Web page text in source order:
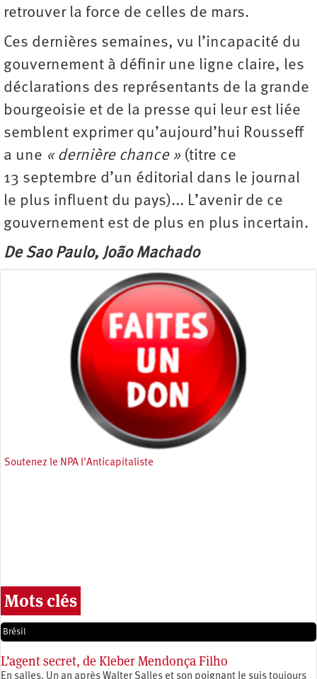
retrouver la force de celles de mars.
Ces dernières semaines, vu l’incapacité du
gouvernement à définir une ligne claire, les
déclarations des représentants de la grande
bourgeoisie et de la presse qui leur est liée
semblent exprimer qu’aujourd’hui Rousseff
a une « dernière chance » (titre ce
13 septembre d’un éditorial dans le journal
le plus influent du pays)... L’avenir de ce
gouvernement est de plus en plus incertain.
De Sao Paulo, João Machado
Soutenez le NPA l'Anticapitaliste
Mots clés
Brésil
L’agent secret, de Kleber Mendonça Filho
En salles. Un an après Walter Salles et son poignant Je suis toujours